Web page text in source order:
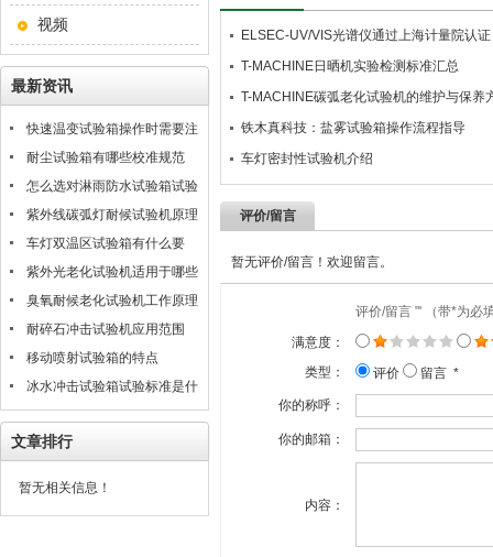
视频
最新资讯
快速温变试验箱操作时需要注
意什么？
耐尘试验箱有哪些校准规范
怎么选对淋雨防水试验箱试验
条件
紫外线碳弧灯耐候试验机原理
是什么
车灯双温区试验箱有什么要
求？
紫外光老化试验机适用于哪些
材料的测试评估
臭氧耐候老化试验机工作原理
耐碎石冲击试验机应用范围
移动喷射试验箱的特点
冰水冲击试验箱试验标准是什
么？
文章排行
暂无相关信息！
ELSEC-UV/VIS光谱仪通过上海计量院认
T-MACHINE日晒机实验检测标准汇总
T-MACHINE碳弧老化试验机的维护与保养
铁木真科技：盐雾试验箱操作流程指导
车灯密封性试验机介绍
评价/留言
暂无评价/留言！欢迎留言。
评价/留言 "' （带*为必
满意度：
类型：
评价 留言 *
你的称呼：
你的邮箱：
内容：